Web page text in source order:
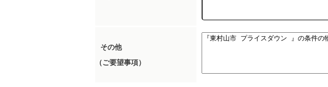
その他
（ご要望事項）